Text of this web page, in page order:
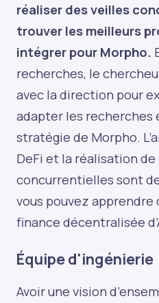
réaliser des veilles
trouver les meilleurs
intégrer pour Morpho.
recherches, le
avec la direction pour
adapter les recherches
stratégie de Morpho.
DeFi et la réalisation
concurrentielles sont
vous pouvez apprendre
finance décentralisée
Équipe d'ingénierie
Avoir une vision